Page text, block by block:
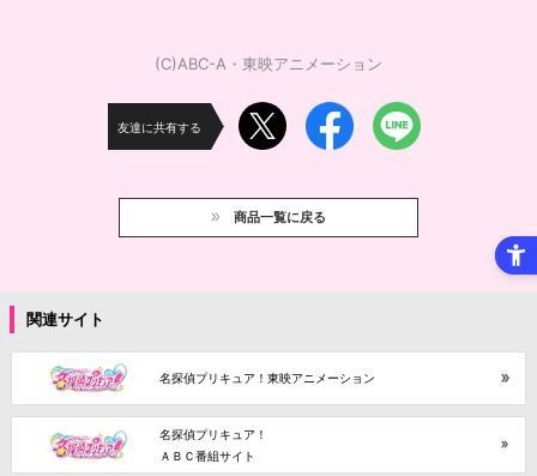
(C)ABC-A・東映アニメーション
友達に共有する
商品一覧に戻る
関連サイト
名探偵プリキュア！東映アニメーション
名探偵プリキュア！
ＡＢＣ番組サイト